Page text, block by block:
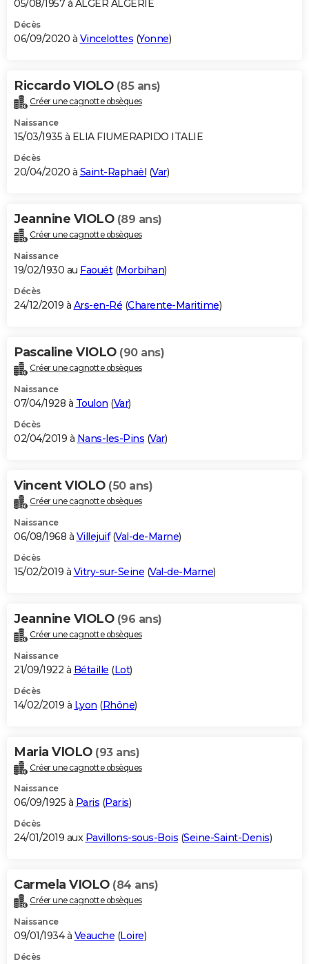
05/08/1957 à ALGER ALGERIE
Décès
06/09/2020 à Vincelottes (Yonne)
Riccardo VIOLO (85 ans)
Créer une cagnotte obsèques
Naissance
15/03/1935 à ELIA FIUMERAPIDO ITALIE
Décès
20/04/2020 à Saint-Raphaël (Var)
Jeannine VIOLO (89 ans)
Créer une cagnotte obsèques
Naissance
19/02/1930 au Faouët(Morbihan)
Décès
24/12/2019 à Ars-en-Ré (Charente-Maritime)
Pascaline VIOLO (90 ans)
Créer une cagnotte obsèques
Naissance
07/04/1928 à Toulon (Var)
Décès
02/04/2019 à Nans-les-Pins (Var)
Vincent VIOLO (50 ans)
Créer une cagnotte obsèques
Naissance
06/08/1968 à Villejuif(Val-de-Marne)
Décès
15/02/2019 à Vitry-sur-Seine (Val-de-Marne)
Jeannine VIOLO (96 ans)
Créer une cagnotte obsèques
Naissance
21/09/1922 à Bétaille (Lot)
Décès
14/02/2019 à Lyon (Rhône)
Maria VIOLO (93 ans)
Créer une cagnotte obsèques
Naissance
06/09/1925 à Paris (Paris)
Décès
24/01/2019 aux Pavillons-sous-Bois (Seine-Saint-Denis)
Carmela VIOLO (84 ans)
Créer une cagnotte obsèques
Naissance
09/01/1934 à Veauche (Loire)
Décès